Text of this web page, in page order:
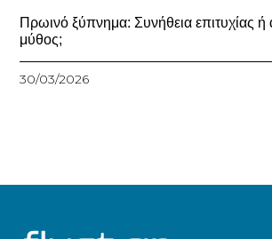
Πρωινό ξύπνημα: Συνήθεια επιτυχίας
μύθος;
30/03/2026